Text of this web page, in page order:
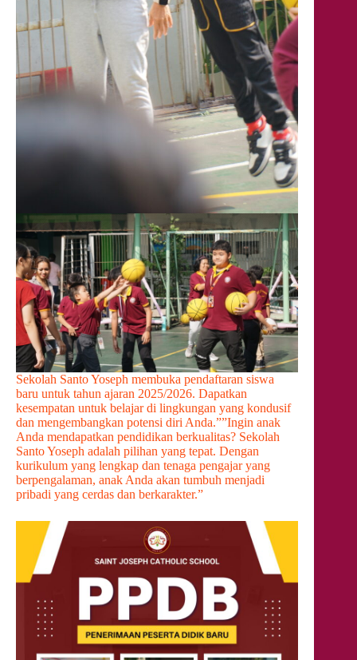
Sekolah Santo Yoseph membuka pendaftaran siswa
baru untuk tahun ajaran 2025/2026. Dapatkan
kesempatan untuk belajar di lingkungan yang kondusif
dan mengembangkan potensi diri Anda.””Ingin anak
Anda mendapatkan pendidikan berkualitas? Sekolah
Santo Yoseph adalah pilihan yang tepat. Dengan
kurikulum yang lengkap dan tenaga pengajar yang
berpengalaman, anak Anda akan tumbuh menjadi
pribadi yang cerdas dan berkarakter.”